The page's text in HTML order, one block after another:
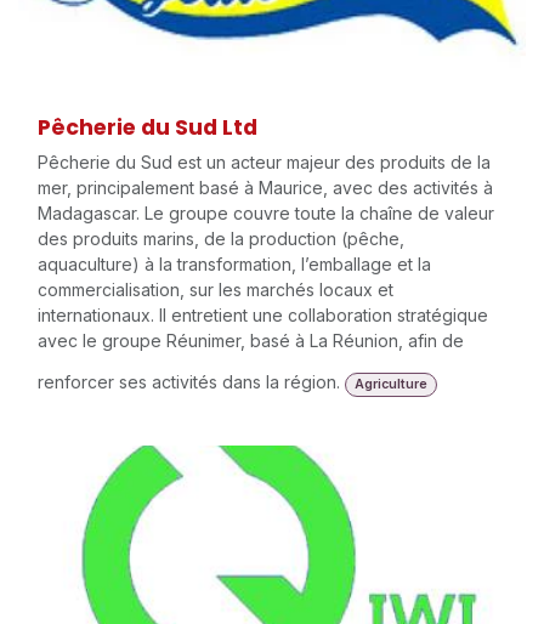
Pêcherie du Sud Ltd
Pêcherie du Sud est un acteur majeur des produits de la
mer, principalement basé à Maurice, avec des activités à
Madagascar. Le groupe couvre toute la chaîne de valeur
des produits marins, de la production (pêche,
aquaculture) à la transformation, l’emballage et la
commercialisation, sur les marchés locaux et
internationaux. Il entretient une collaboration stratégique
avec le groupe Réunimer, basé à La Réunion, afin de
renforcer ses activités dans la région.
Agriculture